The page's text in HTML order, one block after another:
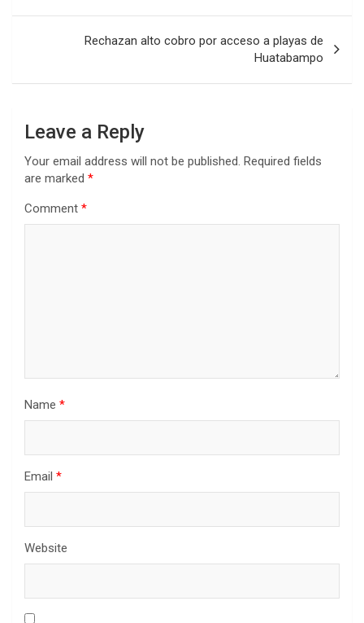
Rechazan alto cobro por acceso a playas de
Huatabampo
Leave a Reply
Your email address will not be published. Required fields
are marked *
Comment *
Name *
Email *
Website